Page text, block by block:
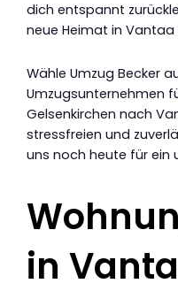
dich entspannt
neue Heimat in Vantaa
Wähle Umzug Becker
Umzugsunternehmen
Gelsenkirchen nach
stressfreien und
uns noch heute für ein
in